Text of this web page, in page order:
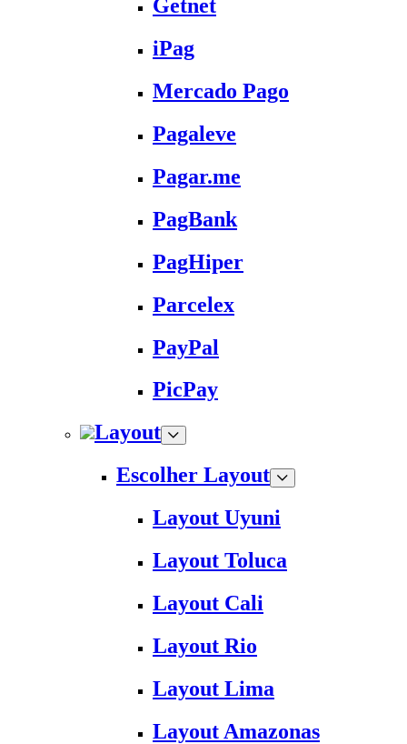
Getnet
iPag
Mercado Pago
Pagaleve
Pagar.me
PagBank
PagHiper
Parcelex
PayPal
PicPay
Layout
Escolher Layout
Layout Uyuni
Layout Toluca
Layout Cali
Layout Rio
Layout Lima
Layout Amazonas